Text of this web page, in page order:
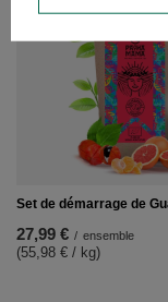
Set de démarrage de
27,99 € / ensemble
(55,98 € / kg)